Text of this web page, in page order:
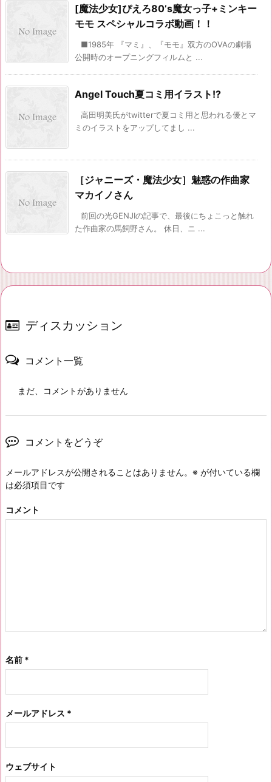
[魔法少女]ぴえろ80’s魔女っ子+ミンキー
モモ スペシャルコラボ動画！！
■1985年 『マミ』、『モモ』双方のOVAの劇場
公開時のオープニングフィルムと ...
Angel Touch夏コミ用イラスト!?
高田明美氏がtwitterで夏コミ用と思われる優とマ
ミのイラストをアップしてまし ...
［ジャニーズ・魔法少女］魅惑の作曲家
マカイノさん
前回の光GENJIの記事で、最後にちょこっと触れ
た作曲家の馬飼野さん。 休日、ニ ...
ディスカッション
コメント一覧
まだ、コメントがありません
コメントをどうぞ
メールアドレスが公開されることはありません。 ※ が付いている欄
は必須項目です
コメント
名前 *
メールアドレス *
ウェブサイト